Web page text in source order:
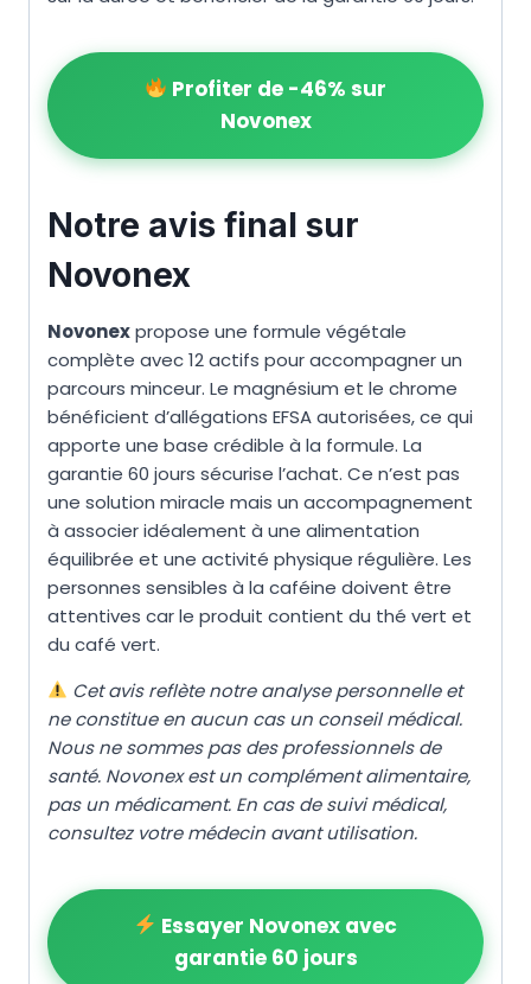
Profiter de -46% sur
Novonex
Notre avis final sur
Novonex
Novonexpropose une formule végétale
complète avec 12 actifs pour accompagner un
parcours minceur. Le magnésium et le chrome
bénéficient d’allégations EFSA autorisées, ce qui
apporte une base crédible à la formule. La
garantie 60 jours sécurise l’achat. Ce n’est pas
une solution miracle mais un accompagnement
à associer idéalement à une alimentation
équilibrée et une activité physique régulière. Les
personnes sensibles à la caféine doivent être
attentives car le produit contient du thé vert et
du café vert.
Cet avis reflète notre analyse personnelle et
ne constitue en aucun cas un conseil médical.
Nous ne sommes pas des professionnels de
santé. Novonex est un complément alimentaire,
pas un médicament. En cas de suivi médical,
consultez votre médecin avant utilisation.
Essayer Novonex avec
garantie 60 jours